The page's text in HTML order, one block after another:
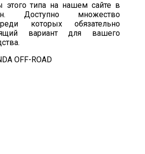
этого типа на нашем сайте в
Доступно множество
которых обязательно
вариант для вашего